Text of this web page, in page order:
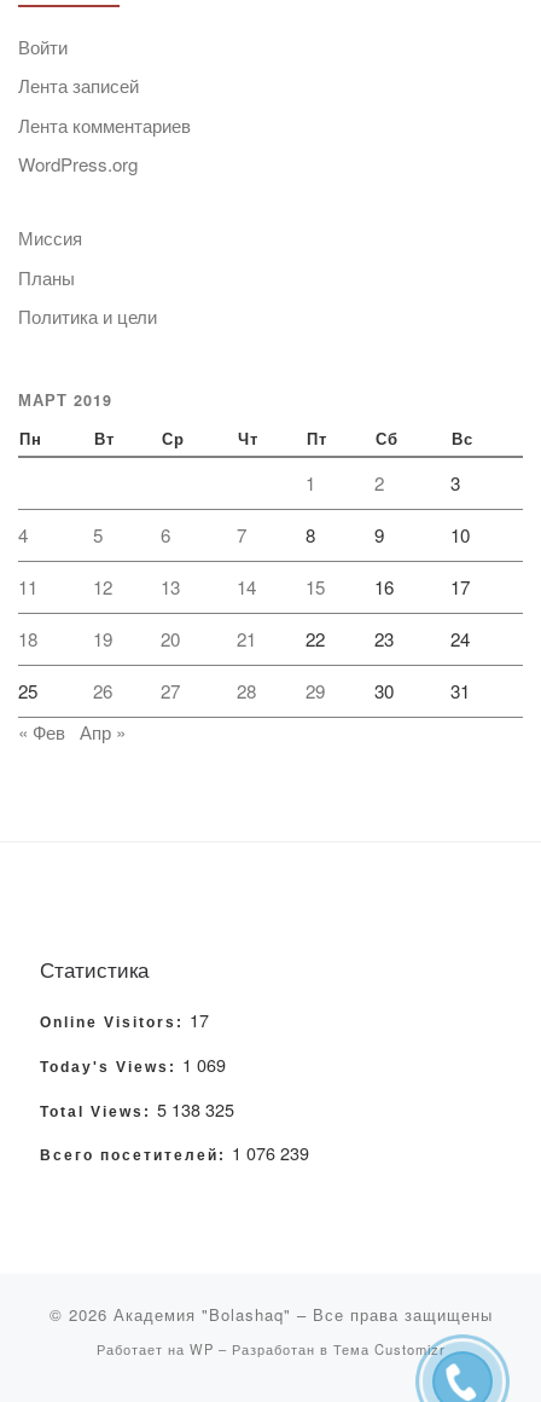
Войти
Лента записей
Лента комментариев
WordPress.org
Миссия
Планы
Политика и цели
МАРТ 2019
Пн Вт Ср Чт Пт Сб Вс
1 2 3
4 5 6 7 8 9 10
11 12 13 14 15 16 17
18 19 20 21 22 23 24
25 26 27 28 29 30
31
« Фев Апр »
Статистика
Online Visitors: 17
Today's Views: 1 069
Total Views: 5 138 325
Всего посетителей: 1 076 239
© 2026 Академия "Bolashaq" – Все права защищены
Работает на WP – Разработан в Тема Customizr